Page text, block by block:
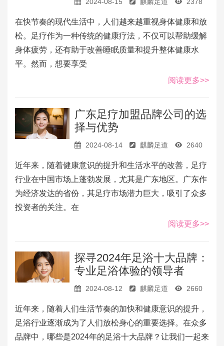
在快节奏的现代生活中，人们越来越重视身体健康和放
松。足疗作为一种传统的健康疗法，不仅可以帮助缓解
身体疲劳，还有助于改善睡眠质量和提升整体健康水
平。然而，想要享受
阅读更多>>
广东足疗加盟品牌公司的选
择与优势
2024-08-14 麒麟足道 2640
近年来，随着健康意识的提升和生活水平的改善，足疗
行业在中国市场上蓬勃发展，尤其是广东地区。广东作
为经济发达的省份，其足疗市场潜力巨大，吸引了众多
投资者的关注。在
阅读更多>>
探寻2024年足浴十大品牌：
专业足浴体验的领导者
2024-08-12 麒麟足道 2660
近年来，随着人们生活节奏的加快和健康意识的提升，
足浴行业逐渐成为了人们放松身心的重要选择。在众多
品牌中，哪些是2024年的足浴十大品牌？让我们一起来